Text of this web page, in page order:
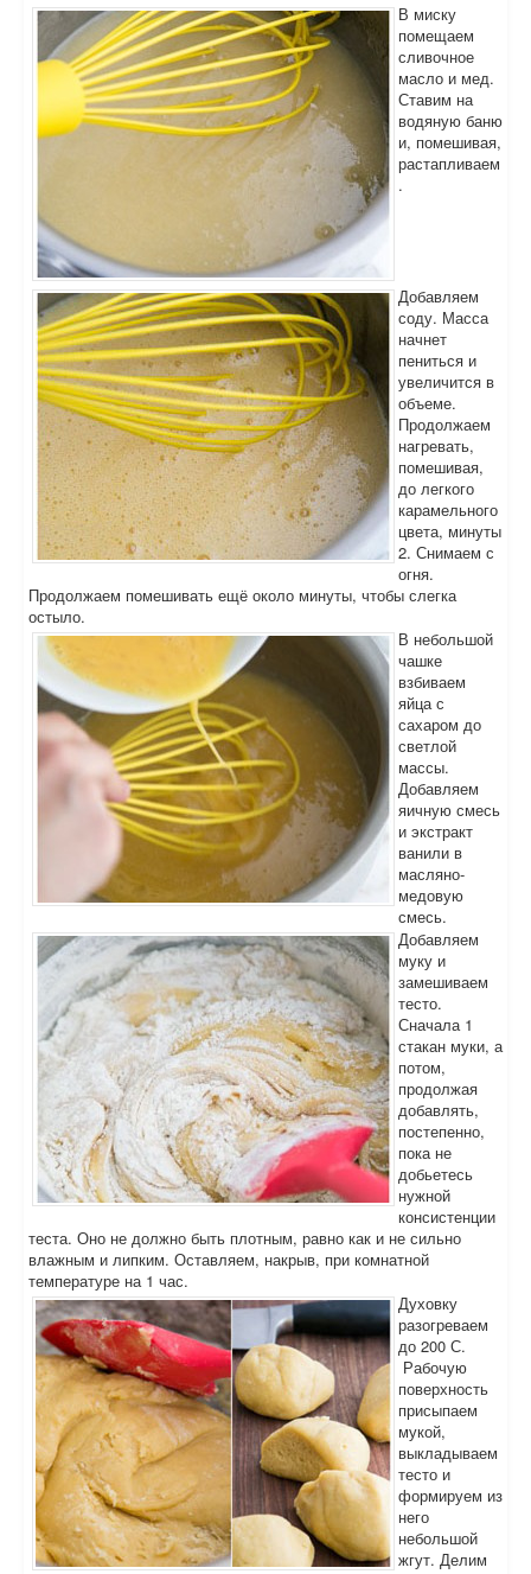
В миску
помещаем
сливочное
масло и мед.
Ставим на
водяную баню
и, помешивая,
растапливаем
.
Добавляем
соду. Масса
начнет
пениться и
увеличится в
объеме.
Продолжаем
нагревать,
помешивая,
до легкого
карамельного
цвета, минуты
2. Снимаем с
огня.
Продолжаем помешивать ещё около минуты, чтобы слегка
остыло.
В небольшой
чашке
взбиваем
яйца с
сахаром до
светлой
массы.
Добавляем
яичную смесь
и экстракт
ванили в
масляно-
медовую
смесь.
Добавляем
муку и
замешиваем
тесто.
Сначала 1
стакан муки, а
потом,
продолжая
добавлять,
постепенно,
пока не
добьетесь
нужной
консистенции
теста. Оно не должно быть плотным, равно как и не сильно
влажным и липким. Оставляем, накрыв, при комнатной
температуре на 1 час.
Духовку
разогреваем
до 200 С.
Рабочую
поверхность
присыпаем
мукой,
выкладываем
тесто и
формируем из
него
небольшой
жгут. Делим